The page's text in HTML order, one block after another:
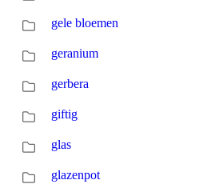
gele bloemen
geranium
gerbera
giftig
glas
glazenpot